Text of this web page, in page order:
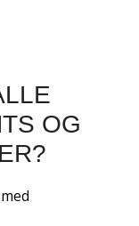
OG